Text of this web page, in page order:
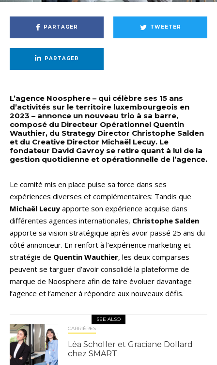
PARTAGER TWEETER
PARTAGER
L’agence Noosphere – qui célèbre ses 15 ans
d’activités sur le territoire luxembourgeois en
2023 – annonce un nouveau trio à sa barre,
composé du Directeur Opérationnel Quentin
Wauthier, du Strategy Director Christophe Salden
et du Creative Director Michaël Lecuy. Le
fondateur David Gavroy se retire quant à lui de la
gestion quotidienne et opérationnelle de l’agence.
Le comité mis en place puise sa force dans ses
expériences diverses et complémentaires: Tandis que
Michaël Lecuy apporte son expérience acquise dans
différentes agences internationales, Christophe Salden
apporte sa vision stratégique après avoir passé 25 ans du
côté annonceur. En renfort à l’expérience marketing et
stratégie de Quentin Wauthier, les deux comparses
peuvent se targuer d’avoir consolidé la plateforme de
marque de Noosphere afin de faire évoluer davantage
l’agence et l’amener à répondre aux nouveaux défis.
SEE ALSO
CARRIÈRES
Léa Scholler et Graciane Dollard
chez SMART